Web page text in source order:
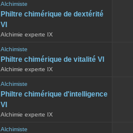
Alchimiste
Philtre chimérique de dextérité
VI
Alchimie experte IX
Alchimiste
Philtre chimérique de vitalité VI
Alchimie experte IX
Alchimiste
Philtre chimérique d'intelligence
VI
Alchimie experte IX
Alchimiste